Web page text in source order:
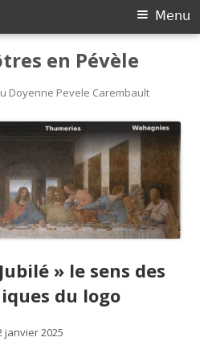
en Pévèle
Doyenne Pevele Carembault
Menu
» le sens des
du logo
janvier 2025